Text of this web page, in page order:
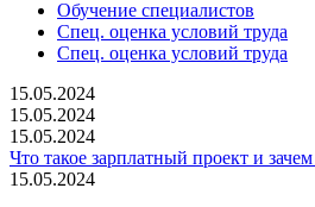
Обучение специалистов
Спец. оценка условий труда
Спец. оценка условий труда
15.05.2024
15.05.2024
15.05.2024
Что такое зарплатный проект и
15.05.2024